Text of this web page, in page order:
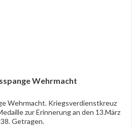
Wehrmacht
Wehrmacht. Kriegsverdienstkreuz
zur Erinnerung an den 13.März
Getragen.